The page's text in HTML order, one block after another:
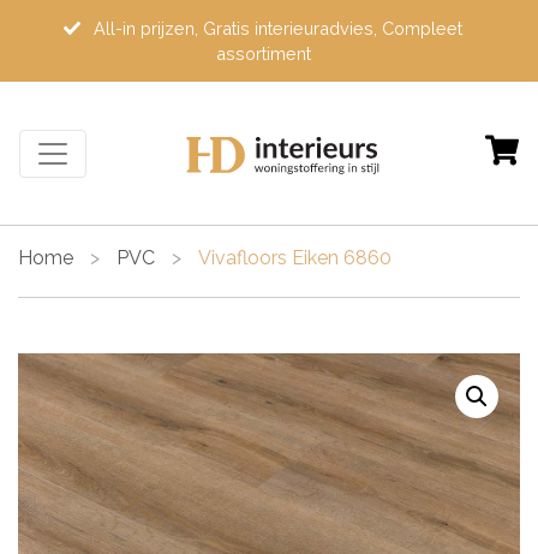
All-in prijzen, Gratis interieuradvies, Compleet
assortiment
Home > PVC > Vivafloors Eiken 6860